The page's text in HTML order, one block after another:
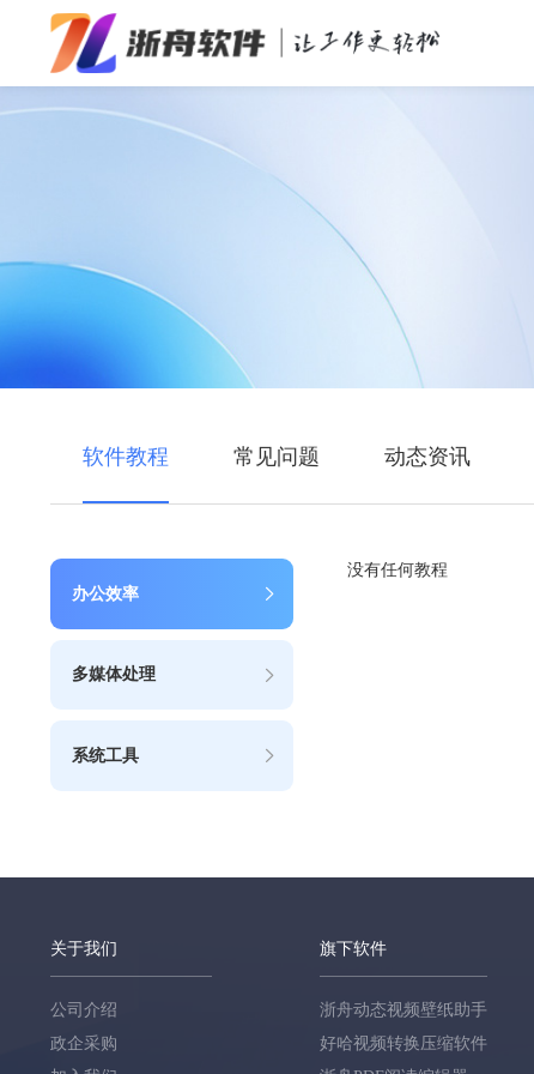
办公效率
软件教程 常见问题 动态资讯
办公效率
多媒体处理
系统工具
没有任何教程
关于我们
公司介绍
政企采购
旗下软件
浙舟动态视频壁纸助手
好哈视频转换压缩软件